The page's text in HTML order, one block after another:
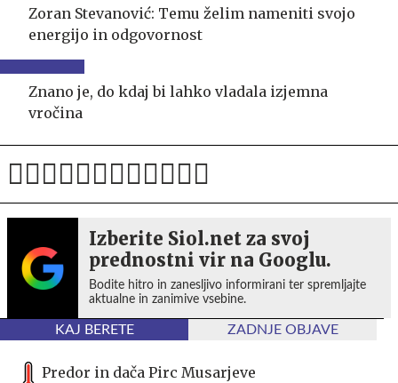
Zoran Stevanović: Temu želim nameniti svojo
energijo in odgovornost
Znano je, do kdaj bi lahko vladala izjemna
vročina
Izberite Siol.net za svoj
prednostni vir na Googlu.
Bodite hitro in zanesljivo informirani ter spremljajte
aktualne in zanimive vsebine.
KAJ BERETE ZADNJE OBJAVE
Predor in dača Pirc Musarjeve